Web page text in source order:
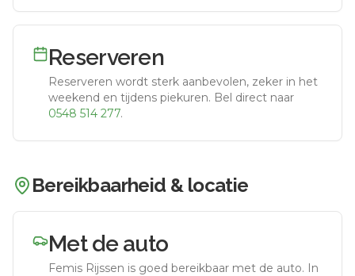
Reserveren
Reserveren wordt sterk aanbevolen, zeker in het
weekend en tijdens piekuren. Bel direct naar
0548 514 277.
Bereikbaarheid & locatie
Met de auto
Femis Rijssen is goed bereikbaar met de auto. In